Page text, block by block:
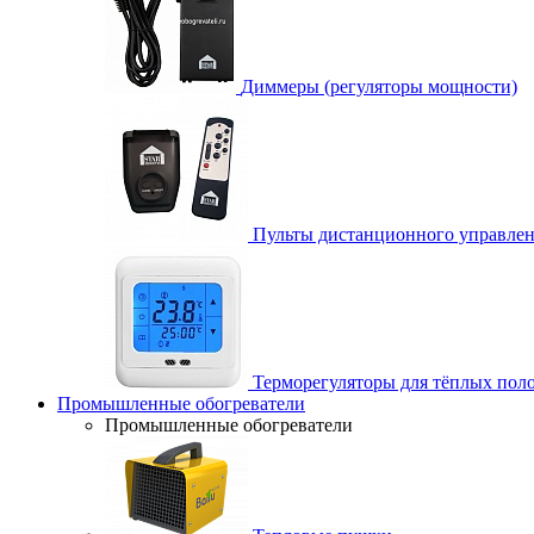
Диммеры (регуляторы мощности)
Пульты дистанционного
Терморегуляторы для тёплых
Промышленные обогреватели
Промышленные обогреватели